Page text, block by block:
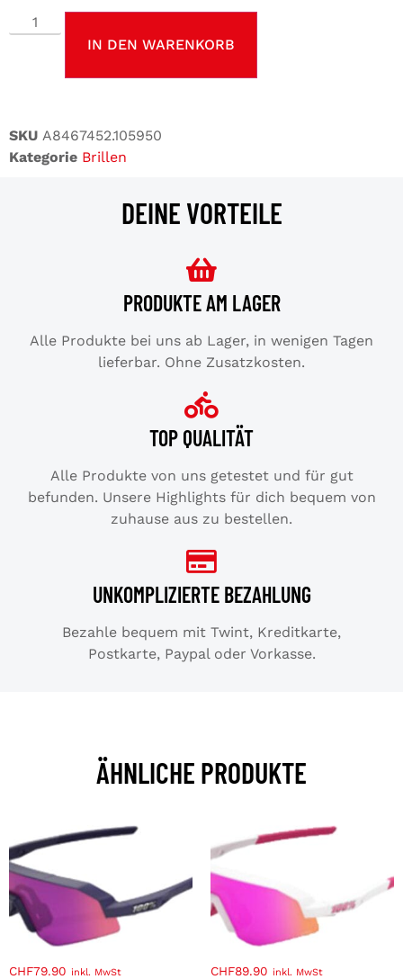
100% UV-Schutz bieten.
IN DEN WARENKORB
SKU A8467452.105950
Kategorie Brillen
DEINE VORTEILE
PRODUKTE AM LAGER
Alle Produkte bei uns ab Lager, in wenigen Tagen
lieferbar. Ohne Zusatzkosten.
TOP QUALITÄT
Alle Produkte von uns getestet und für gut
befunden. Unsere Highlights für dich bequem von
zuhause aus zu bestellen.
UNKOMPLIZIERTE BEZAHLUNG
Bezahle bequem mit Twint, Kreditkarte,
Postkarte, Paypal oder Vorkasse.
ÄHNLICHE PRODUKTE
CHF79.90 inkl. MwSt CHF89.90 inkl. MwSt